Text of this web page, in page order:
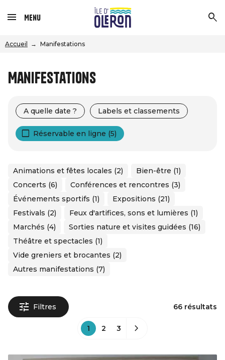
Menu
Accueil Manifestations
Manifestations
A quelle date ? Labels et classements
Réservable en ligne (5)
Animations et fêtes locales (2)
Bien-être (1)
Concerts (6)
Conférences et rencontres (3)
Événements sportifs (1)
Expositions (21)
Festivals (2)
Feux d'artifices, sons et lumières (1)
Marchés (4)
Sorties nature et visites guidées (16)
Théâtre et spectacles (1)
Vide greniers et brocantes (2)
Autres manifestations (7)
Filtres 66 résultats
1 2 3